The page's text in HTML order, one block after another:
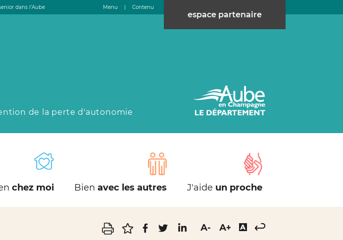
dans l’Aube Menu | Contenu
espace partenaire
de la perte d'autonomie
chez moi Bienavec les autres J'aide un proche